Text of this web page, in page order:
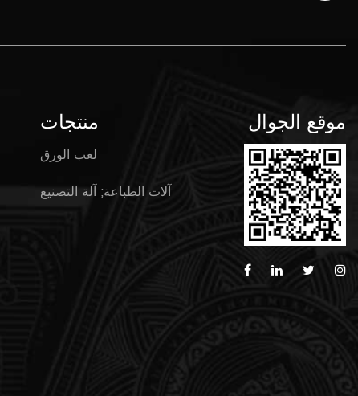
منتجات
لعب الورق
آلات الطباعة; آلة التصنيع
موقع الجوال